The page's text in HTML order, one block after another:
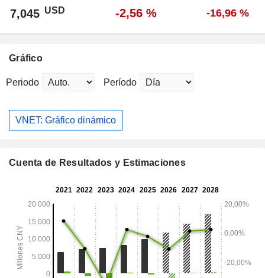
7,045 USD -2,56 % -16,96 %
Gráfico
Periodo Período
VNET: Gráfico dinámico
Cuenta de Resultados y Estimaciones